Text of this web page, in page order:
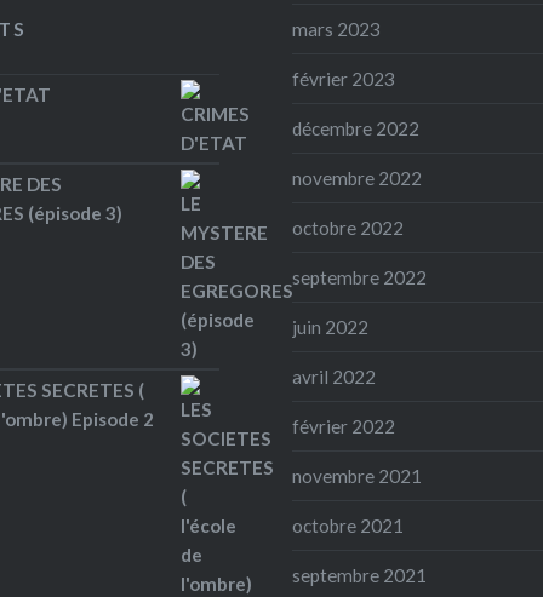
mars 2023
février 2023
décembre 2022
novembre 2022
octobre 2022
septembre 2022
juin 2022
avril 2022
février 2022
novembre 2021
octobre 2021
septembre 2021
DES
(épisode 3)
SECRETES (
Episode 2